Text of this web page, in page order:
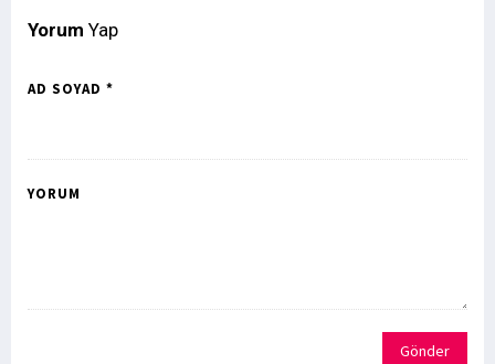
Yorum Yap
AD SOYAD *
YORUM
Gönder